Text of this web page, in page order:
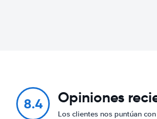
8.4 Opiniones
Los clientes nos puntúan